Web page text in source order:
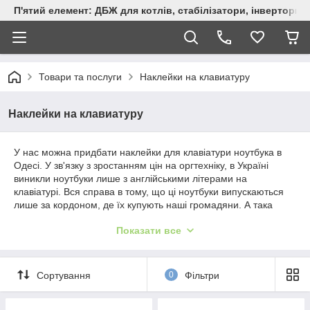
П'ятий елемент: ДБЖ для котлів, стабілізатори, інвертори,
Товари та послуги Наклейки на клавиатуру
Наклейки на клавиатуру
У нас можна придбати наклейки для клавіатури ноутбука в
Одесі. У зв'язку з зростанням цін на оргтехніку, в Україні
виникли ноутбуки лише з англійськими літерами на
клавіатурі. Вся справа в тому, що ці ноутбуки випускаються
лише за кордоном, де їх купують наші громадяни. А така
в Україні. Саме тому працювати з набором тексту доводиться
варіантів додати на клавіатуру російську мову.
Наприклад, наклеїти прозорі наклейки з російськими
літерами тощо. На наклейці надруковано літери кирилиці.
Показати все
Сортування 0 Фільтри